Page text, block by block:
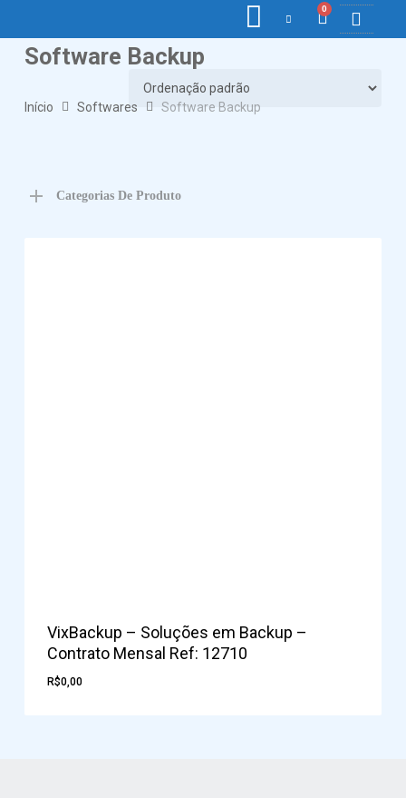
0
Software Backup
Início Softwares Software Backup
Categorias De Produto
VixBackup – Soluções em Backup –
Contrato Mensal Ref: 12710
R$0,00